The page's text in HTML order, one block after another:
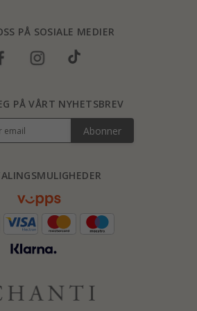
PÅ SOSIALE MEDIER
PÅ VÅRT NYHETSBREV
Abonner